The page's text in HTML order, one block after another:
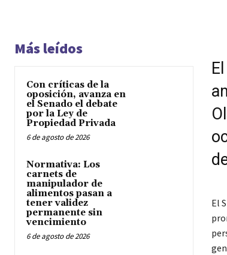
Más leídos
Con críticas de la
oposición, avanza en
el Senado el debate
por la Ley de
Propiedad Privada
6 de agosto de 2026
Normativa: Los
carnets de
manipulador de
alimentos pasan a
tener validez
permanente sin
vencimiento
6 de agosto de 2026
El